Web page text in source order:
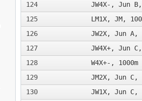
124
JW4X-, Jun B,
125
LM1X, JM,
126
JW2X, Jun A,
127
JW4X+, Jun
128
W4X+-, 1000m
129
JM2X, Jun C,
130
JW1X, Jun C,